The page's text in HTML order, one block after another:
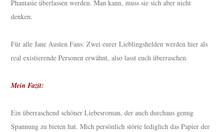
Phantasie überlassen werden. Man kann, muss sie sich aber nicht
denken.
Für alle Jane Austen Fans: Zwei eurer Lieblingshelden werden hier als
real existierende Personen erwähnt, also lasst euch überraschen.
Mein Fazit:
Ein überraschend schöner Liebesroman, der auch durchaus genug
Spannung zu bieten hat. Mich persönlich störte lediglich das Papier der